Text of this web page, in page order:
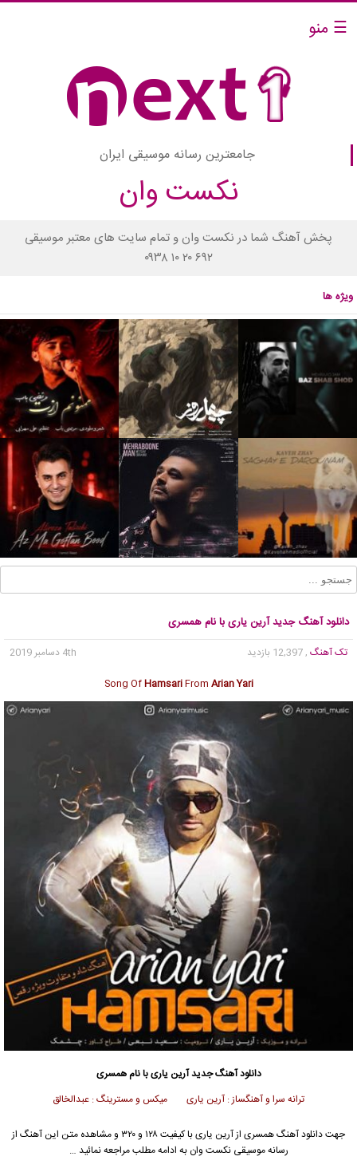
☰ منو
جامعترین رسانه موسیقی ایران
نکست وان
پخش آهنگ شما در نکست وان و تمام سایت های معتبر موسیقی
۰۹۳۸ ۱۰ ۲۰ ۶۹۲
ویژه ها
دانلود آهنگ جدید آرین یاری با نام همسری
تک آهنگ , 12,397 بازدید
4th دسامبر 2019
Song OfHamsariFrom Arian Yari
دانلود آهنگ جدیدآرین یاری با نام همسری
ترانه سرا و آهنگساز : آرین یاری میکس و مسترینگ : عبدالخالق
جهت دانلود آهنگ همسری از آرین یاری با کیفیت ۱۲۸ و ۳۲۰ و مشاهده متن این آهنگ از
رسانه موسیقی نکست وان به ادامه مطلب مراجعه نمائید …